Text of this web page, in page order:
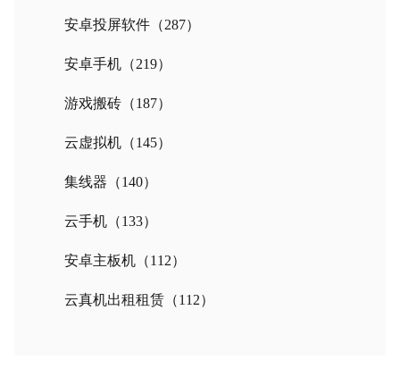
安卓投屏软件 （287）
安卓手机 （219）
游戏搬砖 （187）
云虚拟机 （145）
集线器 （140）
云手机 （133）
安卓主板机 （112）
云真机出租租赁 （112）